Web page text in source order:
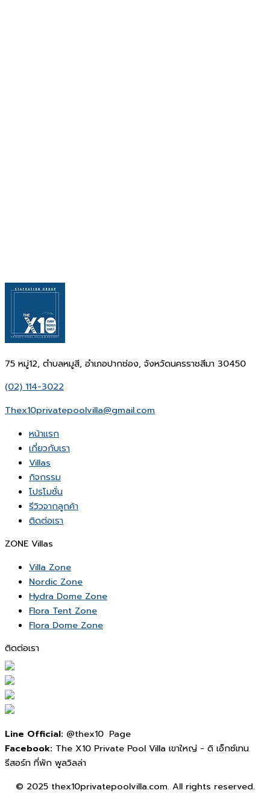
75 หมู่12, ตำบลหมูสี, อำเภอปากช่อง, จังหวัดนครราชสีมา 30450
(02) 114-3022
Thex10privatepoolvilla@gmail.com
หน้าเเรก
เกี่ยวกับเรา
Villas
กิจกรรม
โปรโมชั่น
รีวิวจากลูกค้า
ติดต่อเรา
ZONE Villas
Villa Zone
Nordic Zone
Hydra Dome Zone
Flora Tent Zone
Flora Dome Zone
ติดต่อเรา
Line Official: @thex10 Page
Facebook: The X10 Private Pool Villa เขาใหญ่ - ดิ เอ็กซ์เทน
รีสอร์ท ที่พัก พูลวิลล่า
© 2025 thex10privatepoolvilla.com. All rights reserved.